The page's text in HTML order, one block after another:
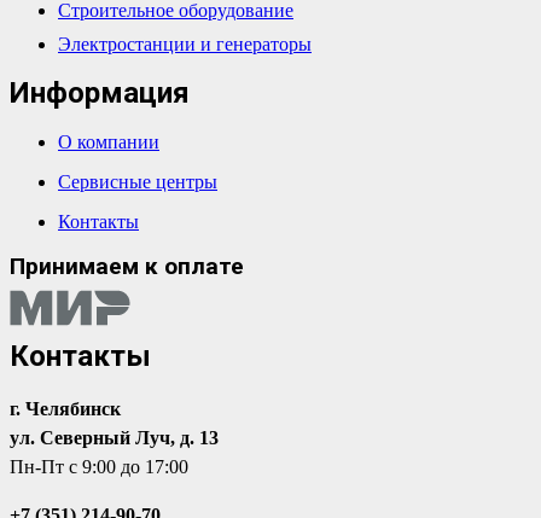
Строительное оборудование
Электростанции и генераторы
Информация
О компании
Сервисные центры
Контакты
Принимаем к оплате
Контакты
г. Челябинск
ул. Северный Луч, д. 13
Пн-Пт с 9:00 до 17:00